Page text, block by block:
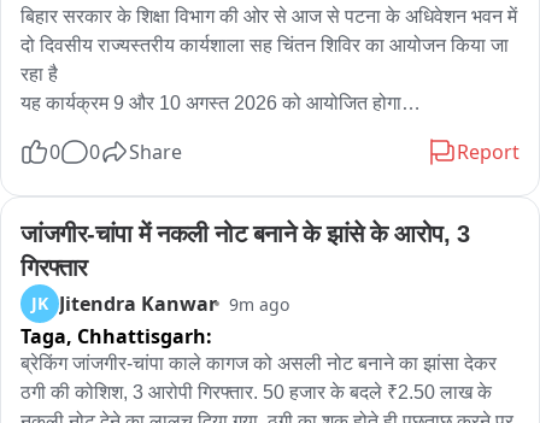
बिहार सरकार के शिक्षा विभाग की ओर से आज से पटना के अधिवेशन भवन में
दो दिवसीय राज्यस्तरीय कार्यशाला सह चिंतन शिविर का आयोजन किया जा
रहा है
यह कार्यक्रम 9 और 10 अगस्त 2026 को आयोजित होगा
की अध्यक्षता बिहार सरकार के शिक्षा मंत्री मिथिलेश तिवारी करेंगे
कार्यशाला में राज्यभर से करीब 400 वरिष्ठ, क्षेत्रीय, जिला और प्रखंड स्तर
के शिक्षा अधिकारी शामिल होंगे
इस दौरान बिहार की शिक्षा व्यवस्था को और बेहतर बनाने को लेकर
अधिकारियों के साथ विस्तृत चर्चा और मंथन किया जाएगा
कार्यशाला का मुख्य उद्देश्य शिक्षा व्यवस्था में सुधार और सकारात्मक बदलाव
लाना, प्रशासनिक दक्षता बढ़ाना और शैक्षणिक गुणवत्ता को बेहतर करना है
इसके साथ ही शिक्षा विभाग के अधिकारियों के बीच बेहतर समन्वय स्थापित
0 0 Share Report
जांजगीर-चांपा में नकली नोट बनाने के झांसे के आरोप, 3
गिरफ्तार
JK Jitendra Kanwar 9m ago
Taga, Chhattisgarh:
ब्रेकिंग जांजगीर-चांपा काले कागज को असली नोट बनाने का झांसा देकर
ठगी की कोशिश, 3 आरोपी गिरफ्तार. 50 हजार के बदले ₹2.50 लाख के